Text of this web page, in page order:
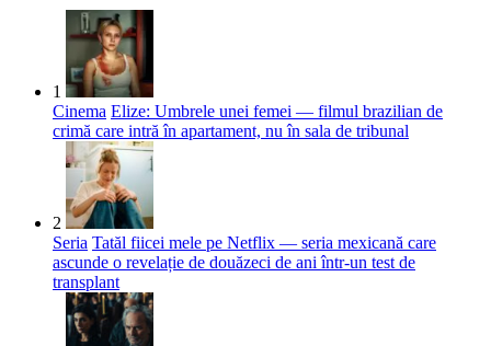
1
Cinema Elize: Umbrele unei femei — filmul brazilian de
crimă care intră în apartament, nu în sala de tribunal
2
Seria Tatăl fiicei mele pe Netflix — seria mexicană care
ascunde o revelație de douăzeci de ani într-un test de
transplant